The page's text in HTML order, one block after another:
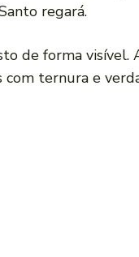
regará.
de forma visível.
ternura e